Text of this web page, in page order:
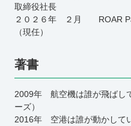
取締役社長
２０２６年 ２月 ROAR
（現任）
著書
2009年 航空機は誰が飛ばし
ーズ）
2016年 空港は誰が動かし